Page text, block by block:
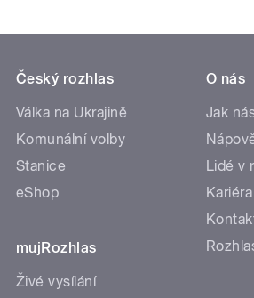
Český rozhlas
Válka na Ukrajině
Komunální volby
Stanice
eShop
mujRozhlas
Živé vysílání
O nás
Jak
Lidé v
Kariéra